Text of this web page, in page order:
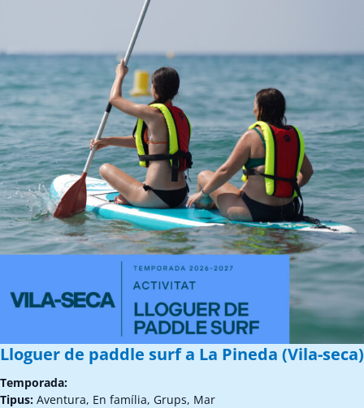
Lloguer de paddle surf a La Pineda (Vila-seca)
Temporada:
Tipus: Aventura, En família, Grups, Mar